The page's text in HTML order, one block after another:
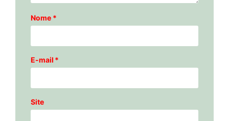
Nome *
E-mail *
Site